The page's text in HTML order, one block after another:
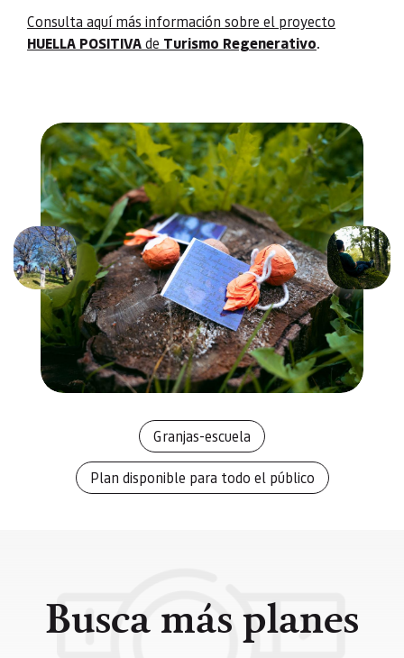
Consulta aquí más información sobre el proyecto
HUELLA POSITIVAde Turismo Regenerativo.
Anterior
Granjas-escuela
Plan disponible para todo el público
Busca más planes